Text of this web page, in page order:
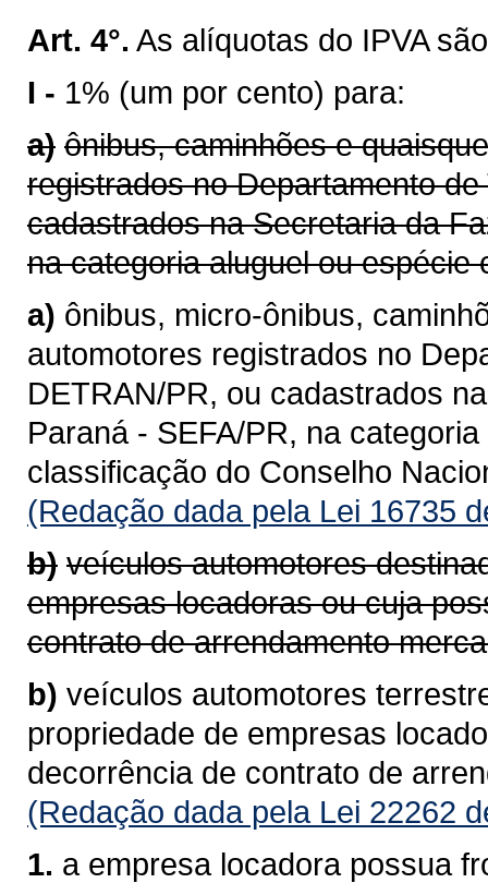
Art. 4°. As alíquotas do IPVA
I - 1% (um por cento) para:
a) ônibus, caminhões e
registrados no Departamento
cadastrados na Secretaria da
na categoria aluguel ou espécie
a) ônibus, micro-ônibus,
automotores registrados no
DETRAN/PR, ou cadastrados
Paraná - SEFA/PR, na
classificação do Conselho
(Redação dada pela Lei 16735
b) veículos automotores
empresas locadoras ou cuja
contrato de arrendamento
b) veículos automotores
propriedade de empresas
decorrência de contrato de
(Redação dada pela Lei 22262
1. a empresa locadora possua